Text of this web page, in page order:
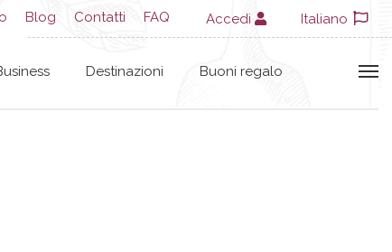
Blog Contatti FAQ Accedi Italiano
Destinazioni Buoni regalo